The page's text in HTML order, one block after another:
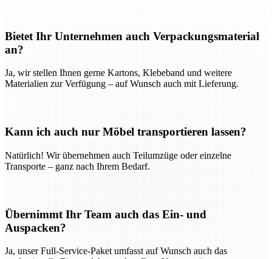
Bietet Ihr Unternehmen auch Verpackungsmaterial
an?
Ja, wir stellen Ihnen gerne Kartons, Klebeband und weitere
Materialien zur Verfügung – auf Wunsch auch mit Lieferung.
Kann ich auch nur Möbel transportieren lassen?
Natürlich! Wir übernehmen auch Teilumzüge oder einzelne
Transporte – ganz nach Ihrem Bedarf.
Übernimmt Ihr Team auch das Ein- und
Auspacken?
Ja, unser Full-Service-Paket umfasst auf Wunsch auch das